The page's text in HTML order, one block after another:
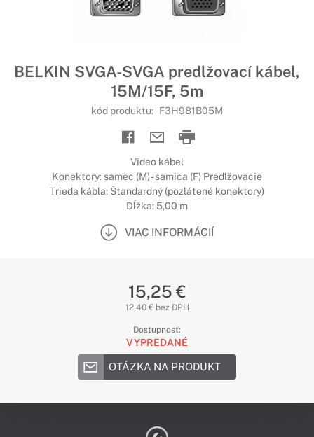
BELKIN SVGA-SVGA predlžovací kábel,
15M/15F, 5m
kód produktu: F3H981B05M
Video kábel
Konektory: samec (M) - samica (F) Predlžovacie
Trieda kábla: Štandardný (pozlátené konektory)
Dĺžka: 5,00 m
VIAC INFORMÁCIÍ
15,25 €
12,40 € bez DPH
Dostupnosť:
VYPREDANÉ
OTÁZKA NA PRODUKT